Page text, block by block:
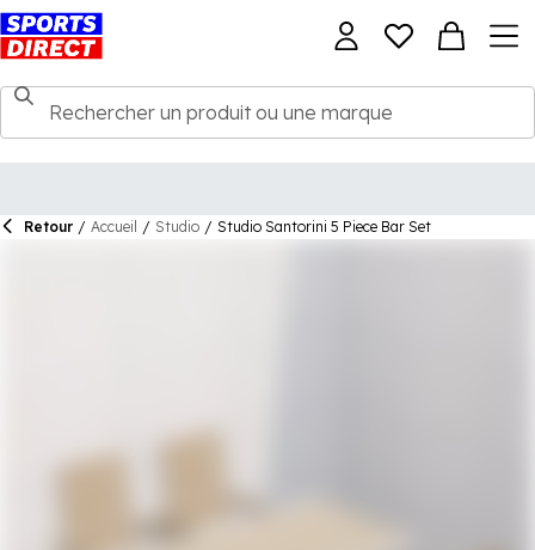
Retour / Accueil / Studio / Studio Santorini 5 Piece Bar Set